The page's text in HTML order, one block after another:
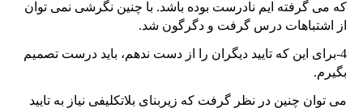
که می گرفته ایم نادرست بوده باشد. با چنین نگرشی نمی توان
از اشتباهات درس گرفت و دگرگون شد.
4-برای این که تایید دیگران را از دست ندهم، باید درست تصمیم
بگیرم.
می توان چنین در نظر گرفت که زیربنای بلاتکلیفی نیاز به تایید